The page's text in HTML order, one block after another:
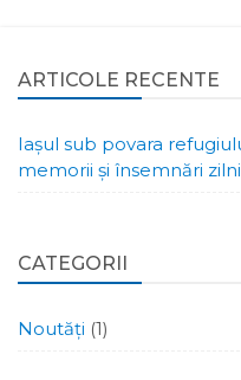
ARTICOLE RECENTE
Iașul sub povara
memorii și însemnări
CATEGORII
Noutăți (1)